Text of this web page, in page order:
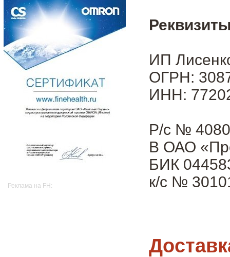
Реклама на FH:
ИП
ОГРН:
ИНН:
Р/с №
В ОАО
БИК
к/с №